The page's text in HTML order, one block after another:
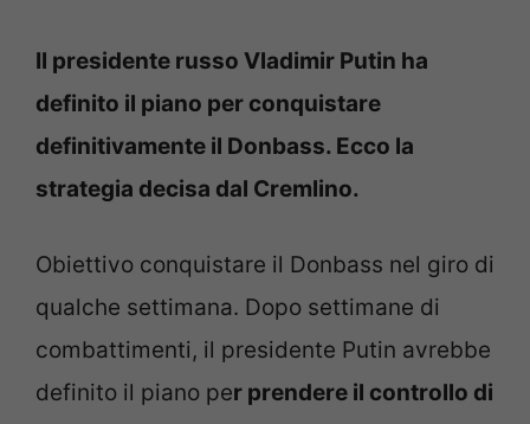
Il presidente russo Vladimir Putin ha
definito il piano per conquistare
definitivamente il Donbass. Ecco la
strategia decisa dal Cremlino.
Obiettivo conquistare il Donbass nel giro di
qualche settimana. Dopo settimane di
combattimenti, il presidente Putin avrebbe
definito il piano per prendere il controllo di